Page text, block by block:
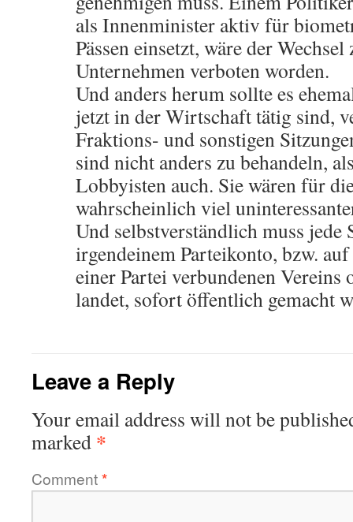
als Innenminister aktiv für
Pässen einsetzt, wäre der
Unternehmen verboten worden.
Und anders herum sollte es
jetzt in der Wirtschaft tätig sind,
Fraktions- und sonstigen
sind nicht anders zu behandeln,
Lobbyisten auch. Sie wären für
wahrscheinlich viel
Und selbstverständlich muss jede
irgendeinem Parteikonto, bzw.
einer Partei verbundenen Vereins
landet, sofort öffentlich gemacht
Leave a Reply
Your email address will not be
marked *
Comment*